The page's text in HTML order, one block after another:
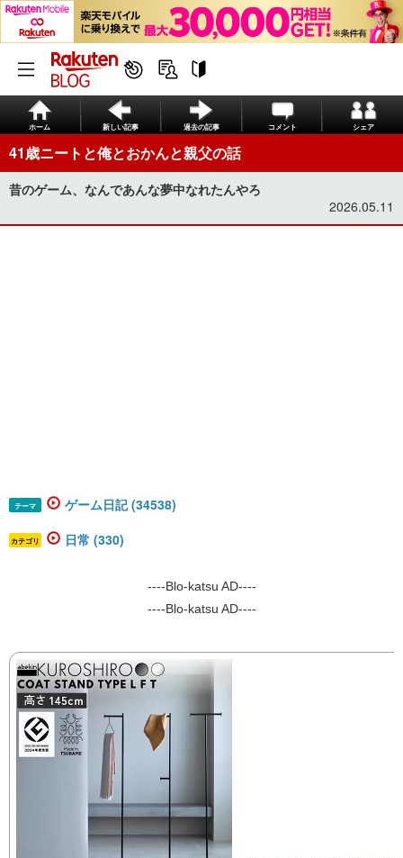
ホーム 新しい記事 過去の記事 コメント シェア
41歳ニートと俺とおかんと親父の話
昔のゲーム、なんであんな夢中なれたんやろ
2026.05.11
テーマ ゲーム日記 (34538)
カテゴリ 日常 (330)
----Blo-katsu AD----
----Blo-katsu AD----